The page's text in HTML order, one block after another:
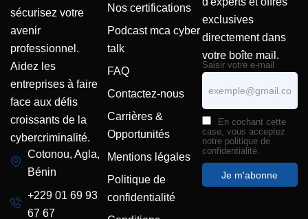
sécurisez votre
avenir
professionnel.
Aidez les
entreprises à faire
face aux défis
croissants de la
cybercriminalité.
Cotonou, Agla,
Bénin
+229 01 69 93
67 67
Nos certifications
Podcast mca cyber
talk
FAQ
Contactez-nous
Carrières &
Opportunités
Mentions légales
Politique de
confidentialité
exclusives
directement dans
votre boîte mail.
Saisir votre e-mail
En cochant cette
case, vous acceptez
notre politique de
confidentialité.